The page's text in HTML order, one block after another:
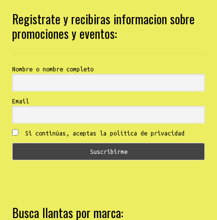
Registrate y recibiras informacion sobre
promociones y eventos:
Nombre o nombre completo
Email
Si continúas, aceptas la política de privacidad
Busca llantas por marca: